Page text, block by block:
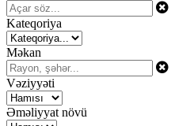
Kateqoriya
Məkan
Vəziyyəti
Əməliyyat növü